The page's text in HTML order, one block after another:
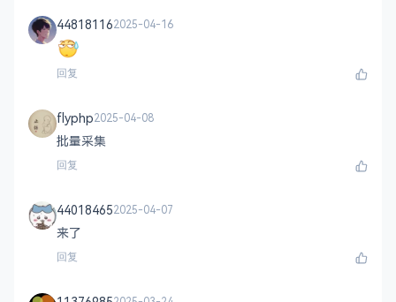
448181162025-04-16
回复
flyphp2025-04-08
批量采集
回复
440184652025-04-07
来了
回复